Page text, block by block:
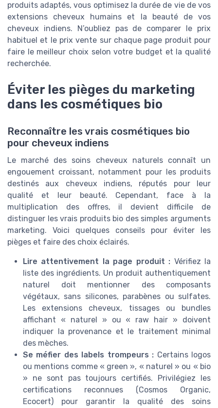
produits adaptés, vous optimisez la durée de vie de vos
extensions cheveux humains et la beauté de vos
cheveux indiens. N’oubliez pas de comparer le prix
habituel et le prix vente sur chaque page produit pour
faire le meilleur choix selon votre budget et la qualité
recherchée.
Éviter les pièges du marketing
dans les cosmétiques bio
Reconnaître les vrais cosmétiques bio
pour cheveux indiens
Le marché des soins cheveux naturels connaît un
engouement croissant, notamment pour les produits
destinés aux cheveux indiens, réputés pour leur
qualité et leur beauté. Cependant, face à la
multiplication des offres, il devient difficile de
distinguer les vrais produits bio des simples arguments
marketing. Voici quelques conseils pour éviter les
pièges et faire des choix éclairés.
Lire attentivement la page produit : Vérifiez la
liste des ingrédients. Un produit authentiquement
naturel doit mentionner des composants
végétaux, sans silicones, parabènes ou sulfates.
Les extensions cheveux, tissages ou bundles
affichant « naturel » ou « raw hair » doivent
indiquer la provenance et le traitement minimal
des mèches.
Se méfier des labels trompeurs : Certains logos
ou mentions comme « green », « naturel » ou « bio
» ne sont pas toujours certifiés. Privilégiez les
certifications reconnues (Cosmos Organic,
Ecocert) pour garantir la qualité des soins